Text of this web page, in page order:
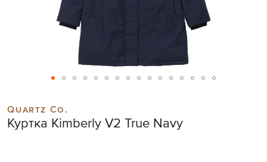
to
beginning
Quartz Co.
Куртка Kimberly V2 True Navy